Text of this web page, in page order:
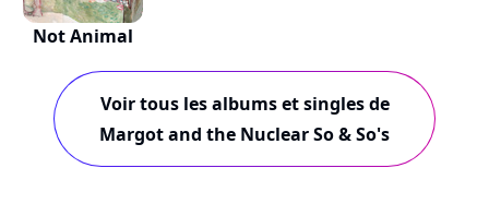
Not Animal
Voir tous les albums et singles de
Margot and the Nuclear So & So's